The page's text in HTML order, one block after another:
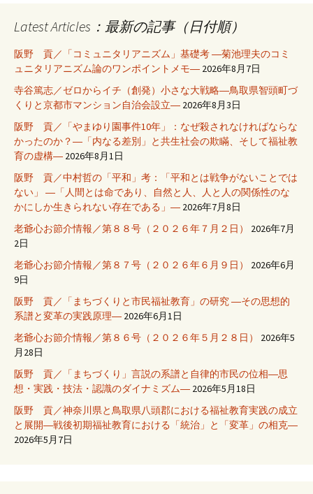
Latest Articles：最新の記事（日付順）
阪野 貢／「コミュニタリアニズム」基礎考 ―菊池理夫のコミ
ュニタリアニズム論のワンポイントメモ― 2026年8月7日
寺谷篤志／ゼロからイチ（創発）小さな大戦略―鳥取県智頭町づ
くりと京都市マンション自治会設立― 2026年8月3日
阪野 貢／「やまゆり園事件10年」：なぜ殺されなければならな
かったのか？―「内なる差別」と共生社会の欺瞞、そして福祉教
育の虚構― 2026年8月1日
阪野 貢／中村哲の「平和」考：「平和とは戦争がないことでは
ない」 ―「人間とは命であり、自然と人、人と人の関係性のな
かにしか生きられない存在である」― 2026年7月8日
老爺心お節介情報／第８８号（２０２６年７月２日）
2026年7月
2日
老爺心お節介情報／第８７号（２０２６年６月９日）
2026年6月
9日
阪野 貢／「まちづくりと市民福祉教育」の研究 ―その思想的
系譜と変革の実践原理― 2026年6月1日
老爺心お節介情報／第８６号（２０２６年５月２８日）
2026年5
月28日
阪野 貢／「まちづくり」言説の系譜と自律的市民の位相―思
想・実践・技法・認識のダイナミズム― 2026年5月18日
阪野 貢／神奈川県と鳥取県八頭郡における福祉教育実践の成立
と展開―戦後初期福祉教育における「統治」と「変革」の相克―
2026年5月7日